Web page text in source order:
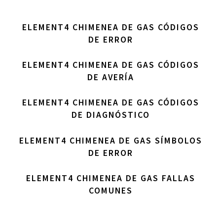
ELEMENT4 CHIMENEA DE GAS CÓDIGOS
DE ERROR
ELEMENT4 CHIMENEA DE GAS CÓDIGOS
DE AVERÍA
ELEMENT4 CHIMENEA DE GAS CÓDIGOS
DE DIAGNÓSTICO
ELEMENT4 CHIMENEA DE GAS SÍMBOLOS
DE ERROR
ELEMENT4 CHIMENEA DE GAS FALLAS
COMUNES